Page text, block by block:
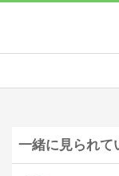
一緒に見られて